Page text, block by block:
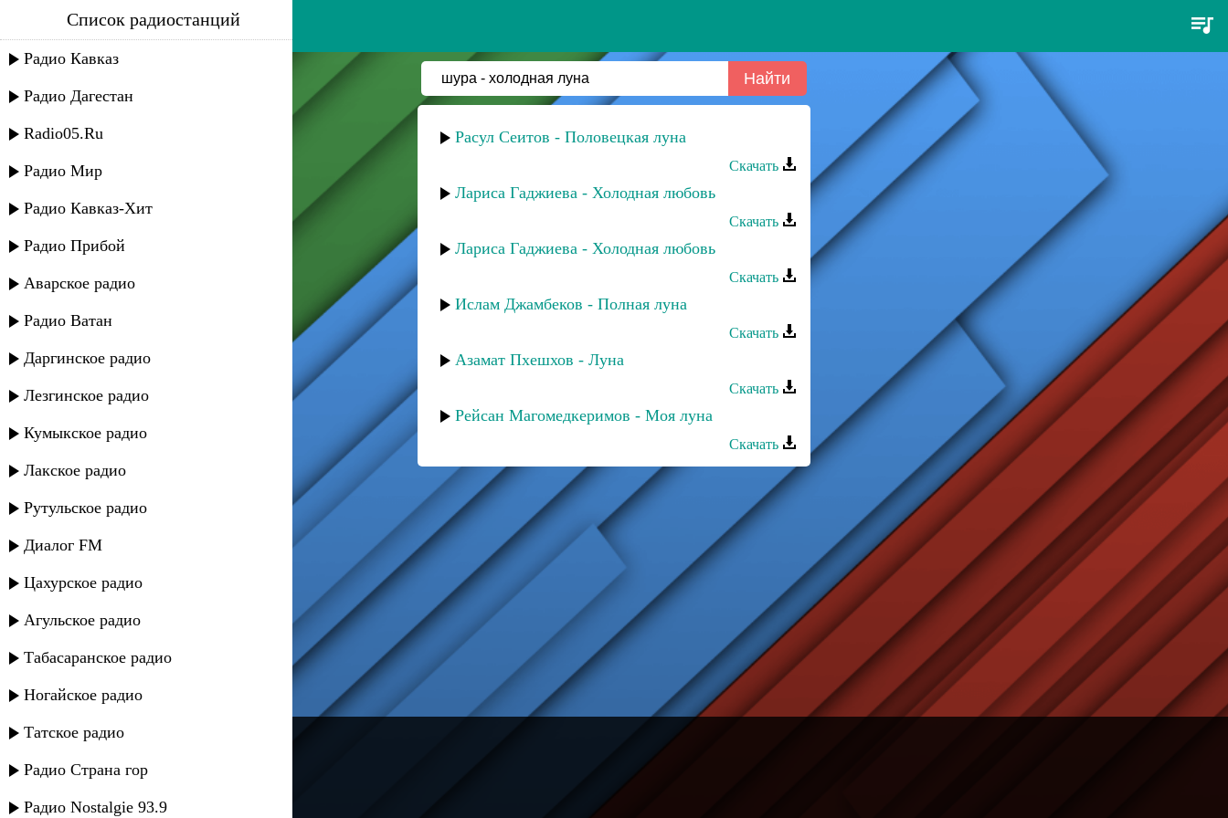
шура - холодная луна
Список радиостанций
Радио Кавказ
Радио Дагестан
Radio05.Ru
Радио Мир
Радио Кавказ-Хит
Радио Прибой
Аварское радио
Радио Ватан
Даргинское радио
Лезгинское радио
Кумыкское радио
Лакское радио
Рутульское радио
Диалог FM
Цахурское радио
Агульское радио
Табасаранское радио
Ногайское радио
Татское радио
Радио Страна гор
Радио Nostalgie 93.9
Расул Сеитов - Половецкая луна
Скачать
Лариса Гаджиева - Холодная любовь
Скачать
Лариса Гаджиева - Холодная любовь
Скачать
Ислам Джамбеков - Полная луна
Скачать
Азамат Пхешхов - Луна
Скачать
Рейсан Магомедкеримов - Моя луна
Скачать
---
Русское радио